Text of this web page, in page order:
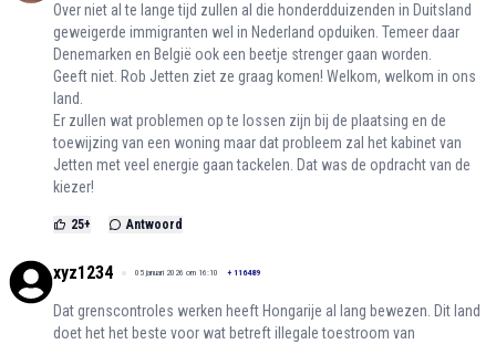
Over niet al te lange tijd zullen al die honderdduizenden in Duitsland
geweigerde immigranten wel in Nederland opduiken. Temeer daar
Denemarken en België ook een beetje strenger gaan worden.
Geeft niet. Rob Jetten ziet ze graag komen! Welkom, welkom in ons
land.
Er zullen wat problemen op te lossen zijn bij de plaatsing en de
toewijzing van een woning maar dat probleem zal het kabinet van
Jetten met veel energie gaan tackelen. Dat was de opdracht van de
kiezer!
25+ Antwoord
xyz1234 05 januari 2026 om 16:10 + 116489
Dat grenscontroles werken heeft Hongarije al lang bewezen. Dit land
doet het het beste voor wat betreft illegale toestroom van